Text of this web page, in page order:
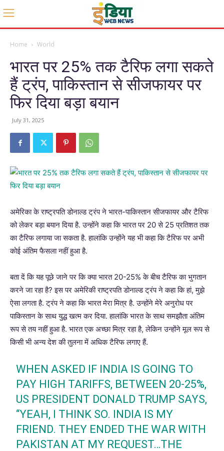
Home World
भारत पर 25% तक टैरिफ लगा सकते
हैं ट्रंप, पाकिस्तान से सीजफायर पर
फिर दिया बड़ा बयान
July 31, 2025
अमेरिका के राष्ट्रपति डोनाल्ड ट्रंप ने भारत-पाकिस्तान सीजफायर और टैरिफ
को लेकर बड़ा बयान दिया है. उन्होंने कहा कि भारत पर 20 से 25 प्रतिशत तक
का टैरिफ लगाया जा सकता है. हालांकि उन्होंने यह भी कहा कि टैरिफ पर अभी
कोई अंतिम फैसला नहीं हुआ है.
बता दें कि यह पूछे जाने पर कि क्या भारत 20-25% के बीच टैरिफ का भुगतान
करने जा रहा है? इस पर अमेरिकी राष्ट्रपति डोनाल्ड ट्रंप ने कहा कि हां, मुझे
ऐसा लगता है. ट्रंप ने कहा कि भारत मेरा मित्र है. उन्होंने मेरे अनुरोध पर
पाकिस्तान के साथ युद्ध खत्म कर दिया. हालांकि भारत के साथ समझौता अंतिम
रूप से तय नहीं हुआ है. भारत एक अच्छा मित्र रहा है, लेकिन उन्होंने मूल रूप से
किसी भी अन्य देश की तुलना में अधिक टैरिफ लगाए हैं.
WHEN ASKED IF INDIA IS GOING TO
PAY HIGH TARIFFS, BETWEEN 20-25%,
US PRESIDENT DONALD TRUMP SAYS,
“YEAH, I THINK SO. INDIA IS MY
FRIEND. THEY ENDED THE WAR WITH
PAKISTAN AT MY REQUEST…THE